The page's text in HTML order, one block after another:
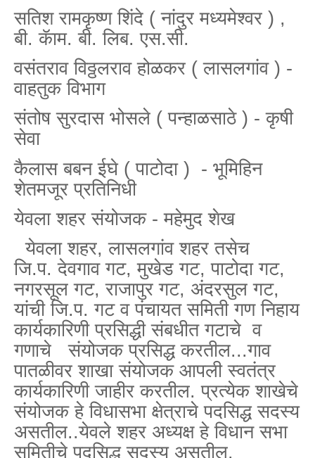
सतिश रामकृष्ण शिंदे ( नांदुर मध्यमेश्वर ) ,
बी. कॅाम. बी. लिब. एस.सी.
वसंतराव विठ्ठलराव होळकर ( लासलगांव ) -
वाहतुक विभाग
संतोष सुरदास भोसले ( पन्हाळसाठे ) - कृषी
सेवा
कैलास बबन ईघे ( पाटोदा ) - भूमिहिन
शेतमजूर प्रतिनिधी
येवला शहर संयोजक - महेमुद शेख
येवला शहर, लासलगांव शहर तसेच
जि.प. देवगाव गट, मुखेड गट, पाटोदा गट,
नगरसूल गट, राजापुर गट, अंदरसुल गट,
यांची जि.प. गट व पंचायत समिती गण निहाय
कार्यकारिणी प्रसिद्धी संबधीत गटाचे व
गणाचे संयोजक प्रसिद्ध करतील...गाव
पातळीवर शाखा संयोजक आपली स्वतंत्र
कार्यकारिणी जाहीर करतील. प्रत्येक शाखेचे
संयोजक हे विधासभा क्षेत्राचे पदसिद्ध सदस्य
असतील..येवले शहर अध्यक्ष हे विधान सभा
समितीचे पदसिद्ध सदस्य असतील.